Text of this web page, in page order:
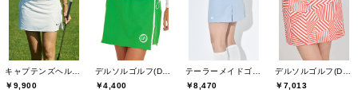
キャプテンズヘルムゴルフ(Captains Helm Golf)
￥9,900
デルソルゴルフ(DELSOL GOLF)
￥4,400
テーラーメイドゴルフ(TaylorMade Golf)
￥8,470
デルソルゴルフ(DELSOL GOLF)
￥7,013